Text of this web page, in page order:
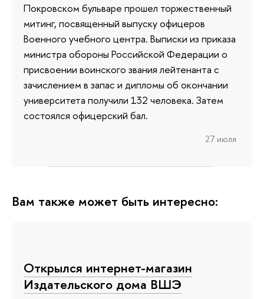
Покровском бульваре прошел торжественный
митинг, посвященный выпуску офицеров
Военного учебного центра. Выписки из приказа
министра обороны Российской Федерации о
присвоении воинского звания лейтенанта с
зачислением в запас и дипломы об окончании
университета получили 132 человека. Затем
состоялся офицерский бал.
27 июля
Вам также может быть интересно:
Открылся интернет-магазин
Издательского дома ВШЭ